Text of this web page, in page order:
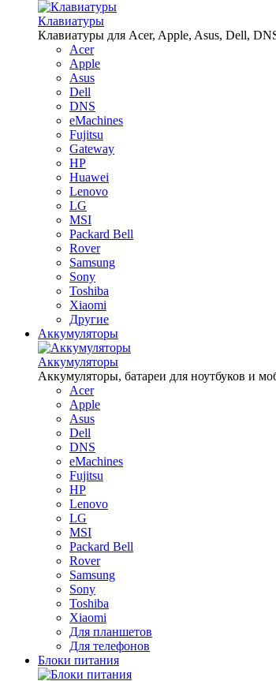
Клавиатуры
Клавиатуры для Acer, Apple, Asus, Dell,
Acer
Apple
Asus
Dell
DNS
eMachines
Fujitsu
Gateway
HP
Huawei
Lenovo
LG
MSI
Packard Bell
Rover
Samsung
Sony
Toshiba
Xiaomi
Другие
Аккумуляторы
Аккумуляторы
Аккумуляторы, батареи для ноутбуков и
Acer
Apple
Asus
Dell
DNS
eMachines
Fujitsu
HP
Lenovo
LG
MSI
Packard Bell
Rover
Samsung
Sony
Toshiba
Xiaomi
Для планшетов
Для телефонов
Блоки питания